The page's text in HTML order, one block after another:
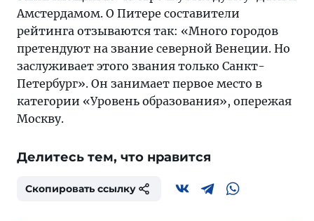
Амстердамом. О Питере составители
рейтинга отзываются так: «Много городов
претендуют на звание северной Венеции. Но
заслуживает этого звания только Санкт-
Петербург». Он занимает первое место в
категории «Уровень образования», опережая
Москву.
Делитесь тем, что нравится
Скопировать ссылку